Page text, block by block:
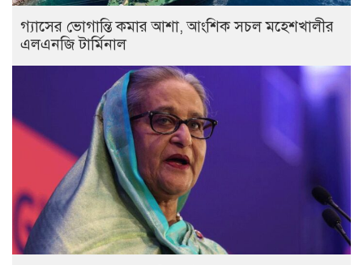
গ্যাসের ভোগান্তি কমার আশা, আংশিক সচল মহেশখালীর
এলএনজি টার্মিনাল